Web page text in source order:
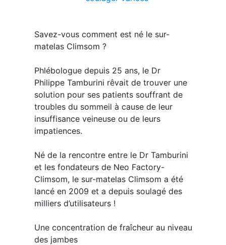
Savez-vous comment est né le sur-
matelas Climsom ?
Phlébologue depuis 25 ans, le Dr
Philippe Tamburini rêvait de trouver une
solution pour ses patients souffrant de
troubles du sommeil à cause de leur
insuffisance veineuse ou de leurs
impatiences.
Né de la rencontre entre le Dr Tamburini
et les fondateurs de Neo Factory-
Climsom, le sur-matelas Climsom a été
lancé en 2009 et a depuis soulagé des
milliers d’utilisateurs !
Une concentration de fraîcheur au niveau
des jambes